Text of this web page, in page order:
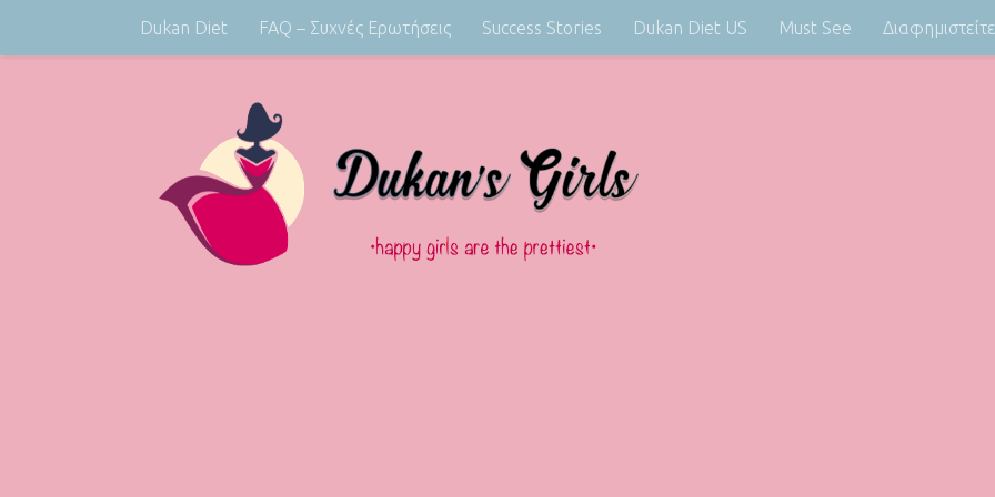
Skip to contentDukan Diet FAQ – Συχνές Ερωτήσεις Success Stories Dukan Diet US Must See Διαφημιστείτε